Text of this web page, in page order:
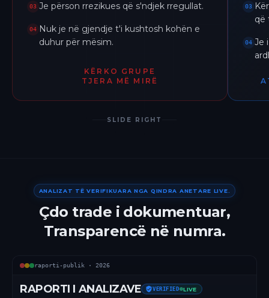
03 Je përson rrezikues që s'ndjek rregullat.
04 Nuk je në gjendje t'i kushtosh kohën e
duhur për mësim.
KËRKO GRUPE
TJERA MË MIRË
03
që
04 Je
SLIDE RIGHT
ANALIZAT TË VERIFIKUARA NGA QINDRA ANETARE LIVE.
Çdo trade i dokumentuar,
Transparencë në numra.
raporti-publik · 2026
RAPORTI I ANALIZAVE VERIFIED LIVE